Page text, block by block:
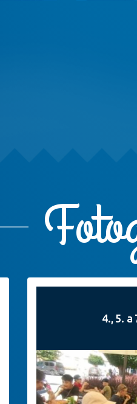
4., 5. a